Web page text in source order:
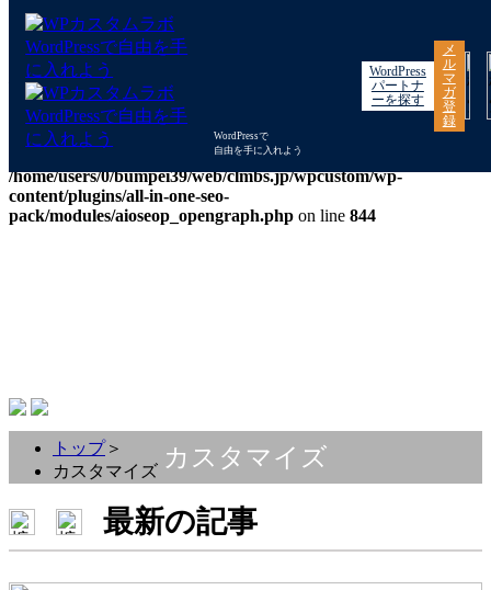
Warning: "continue" targeting switch is equivalent to "break". Did
you mean to use "continue 2"? in
/home/users/0/bumpei39/web/clmbs.jp/wpcustom/wp-
includes/pomo/plural-forms.php
Warning : "continue" targeting switch is equivalent to "break". Did
you mean to use "continue 2"? in
/home/users/0/bumpei39/web/clmbs.jp/wpcustom/wp-
content/plugins/all-in-one-seo-
pack/modules/aioseop_opengraph.php on line 844
WordPressで
自由を手に入れよう
WordPress
パートナ
ーを探す
メ
ル
マ
ガ
登
録
カスタマイズ
トップ＞
カスタマイズ
最新の記事